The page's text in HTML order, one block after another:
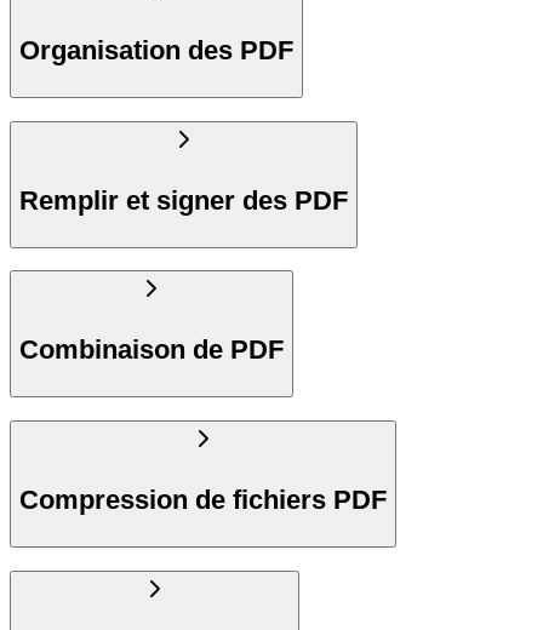
Organisation des PDF
Remplir et signer des PDF
Combinaison de PDF
Compression de fichiers PDF